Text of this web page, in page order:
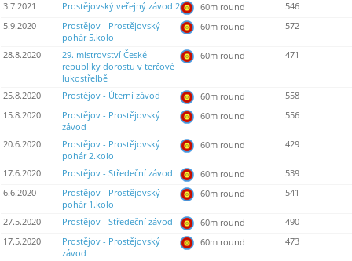
3.7.2021
Prostějovský veřejný závod 2 60m round
546
5.9.2020
Prostějov - Prostějovský
pohár 5.kolo
60m round 572
28.8.2020
29. mistrovství České
republiky dorostu v terčové
lukostřelbě
60m round 471
25.8.2020 Prostějov - Úterní závod 60m round
558
15.8.2020
Prostějov - Prostějovský
závod
60m round 556
20.6.2020
Prostějov - Prostějovský
pohár 2.kolo
60m round 429
17.6.2020 Prostějov - Středeční závod 60m round
539
6.6.2020
Prostějov - Prostějovský
pohár 1.kolo
60m round 541
27.5.2020 Prostějov - Středeční závod 60m round
490
17.5.2020
Prostějov - Prostějovský
závod
60m round 473